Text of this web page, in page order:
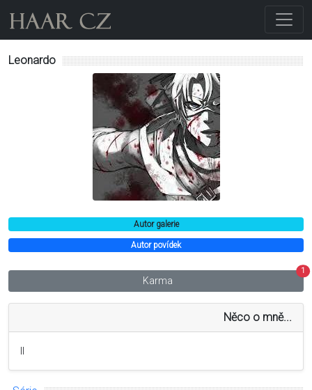
Leonardo
Autor galerie
Autor povídek
Karma
1
Něco o mně...